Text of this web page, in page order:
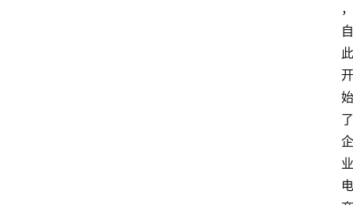
，
自
此
开
始
了
企
业
电